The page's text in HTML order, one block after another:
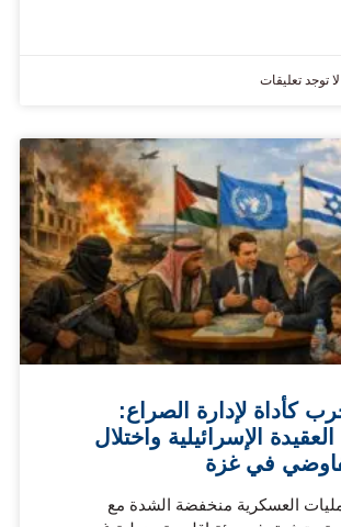
لا توجد تعليقات
كأداة لإدارة الصراع:
الإسرائيلية واختلال
في غزة
العسكرية منخفضة الشدة مع